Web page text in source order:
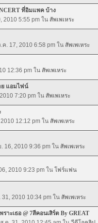
ที่อิมแพค บ้าง
2010 5:55 pm ใน สัพเพเหระ
. 17, 2010 6:58 pm ใน สัพเพเหระ
12:36 pm ใน สัพเพเหระ
ย แอมไฟน์
7:20 pm ใน สัพเพเหระ
12:12 pm ใน สัพเพเหระ
16, 2010 9:36 pm ใน สัพเพเหระ
2010 9:23 pm ใน โฟร์แฟน
31, 2010 10:34 pm ใน สัพเพเหระ
ราะเธอ @ 7สีคอนเสิร์ต By GREAT